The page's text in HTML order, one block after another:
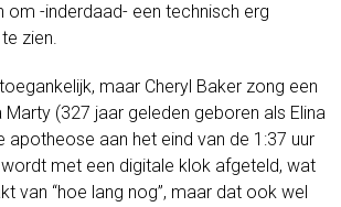
om -inderdaad- een technisch erg
zien.
maar Cheryl Baker zong een
(327 jaar geleden geboren als Elina
apotheose aan het eind van de 1:37 uur
met een digitale klok afgeteld, wat
van “hoe lang nog”, maar dat ook wel